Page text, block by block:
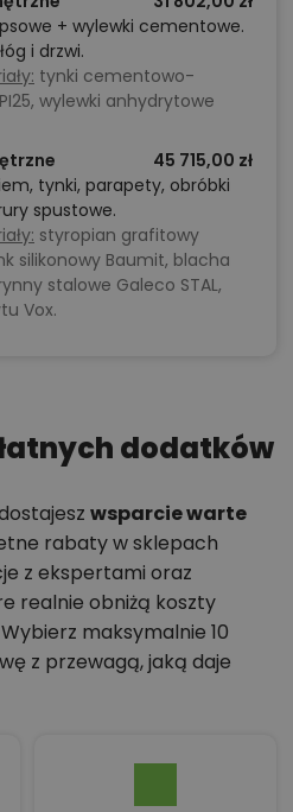
+ wylewki cementowe.
i drzwi.
tynki cementowo-
wylewki anhydrytowe
45 715,00 zł
tynki, parapety, obróbki
spustowe.
styropian grafitowy
silikonowy Baumit, blacha
stalowe Galeco STAL,
Vox.
dodatków
wsparcie warte
rabaty w sklepach
z ekspertami oraz
realnie obniżą koszty
maksymalnie 10
z przewagą, jaką daje